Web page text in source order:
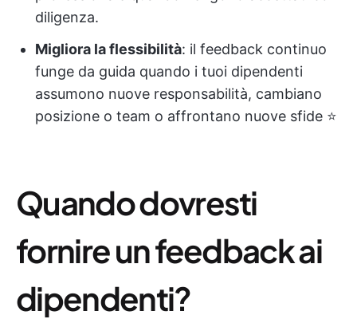
diligenza.
Migliora la flessibilità: il feedback continuo
funge da guida quando i tuoi dipendenti
assumono nuove responsabilità, cambiano
posizione o team o affrontano nuove sfide ⭐
Quando dovresti
fornire un feedback ai
dipendenti?